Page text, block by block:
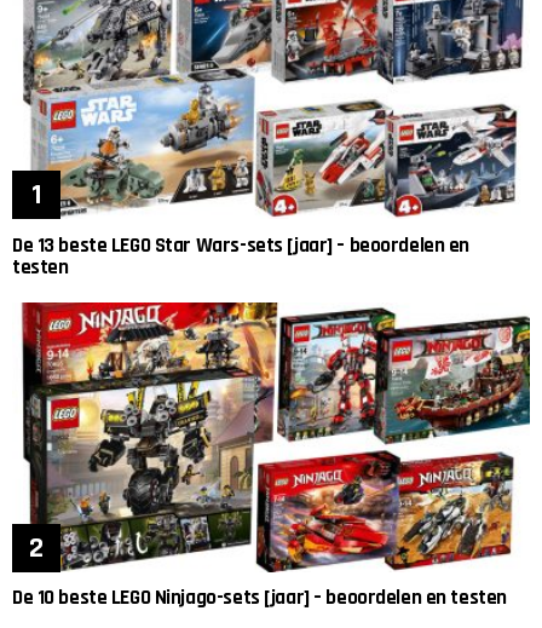
De 13 beste LEGO Star Wars-sets [jaar] – beoordelen en
testen
De 10 beste LEGO Ninjago-sets [jaar] – beoordelen en testen